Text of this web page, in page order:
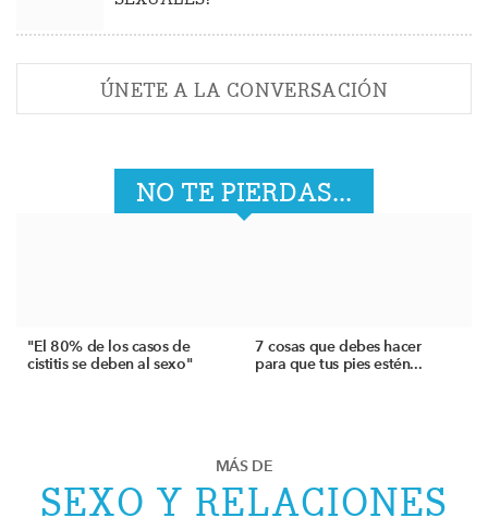
ÚNETE A LA CONVERSACIÓN
NO TE PIERDAS...
"El 80% de los casos de
cistitis se deben al sexo"
7 cosas que debes hacer
para que tus pies estén...
MÁS DE
SEXO Y RELACIONES